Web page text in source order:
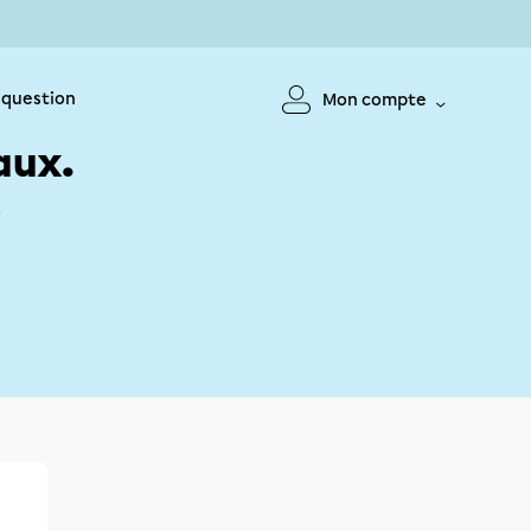
question Mon compte